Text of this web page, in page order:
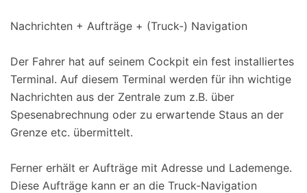
Nachrichten + Aufträge + (Truck-) Navigation
Der Fahrer hat auf seinem Cockpit ein fest installiertes
Terminal. Auf diesem Terminal werden für ihn wichtige
Nachrichten aus der Zentrale zum z.B. über
Spesenabrechnung oder zu erwartende Staus an der
Grenze etc. übermittelt.
Ferner erhält er Aufträge mit Adresse und Lademenge.
Diese Aufträge kann er an die Truck-Navigation